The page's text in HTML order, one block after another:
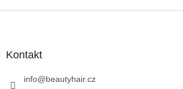
v
Kontakt
info@beautyhair.cz